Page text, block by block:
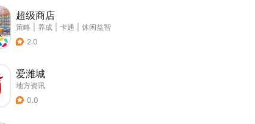
超级商店
策略 养成 卡通
休闲益智
2.0
爱潍城
地方资讯
0.0